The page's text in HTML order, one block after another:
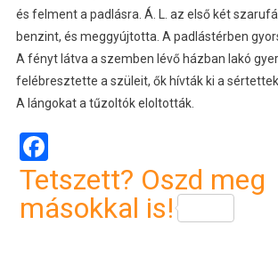
és felment a padlásra. Á. L. az első két
benzint, és meggyújtotta. A padlástérben
A fényt látva a szemben lévő házban lakó
felébresztette a szüleit, ők hívták ki a
A lángokat a tűzoltók eloltották.
Facebook
Tetszett? Oszd meg
másokkal is!